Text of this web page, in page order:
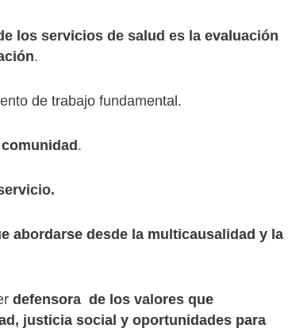
los servicios de salud es la evaluación
.
de trabajo fundamental.
.
abordarse desde la multicausalidad y la
defensora de los valores que
justicia social y oportunidades para